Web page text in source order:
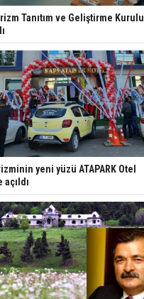
Tanıtım ve Geliştirme Kurulu
yeni yüzü ATAPARK Otel
açıldı